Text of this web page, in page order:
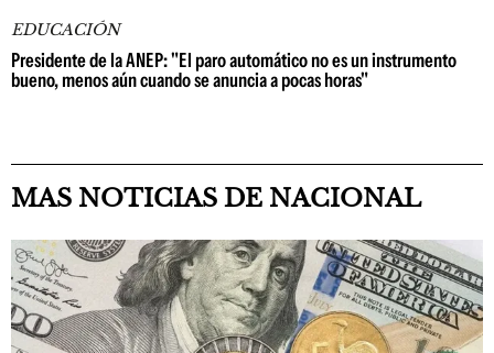
EDUCACIÓN
Presidente de la ANEP: "El paro automático no es un instrumento
bueno, menos aún cuando se anuncia a pocas horas"
MAS NOTICIAS DE NACIONAL